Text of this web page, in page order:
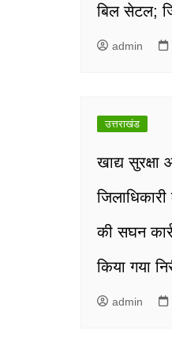
बिल सेटल;
admin
उत्तराखंड
खाद्य
की सघन
किया गया
admin